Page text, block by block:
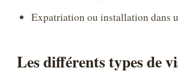
Expatriation ou installation dans
Les différents types de